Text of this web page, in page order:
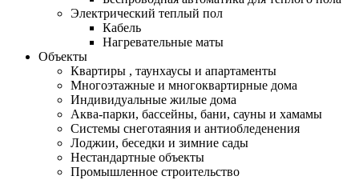
Электрический теплый пол
Кабель
Нагревательные маты
Объекты
Квартиры , таунхаусы и апартаменты
Многоэтажные и многоквартирные дома
Индивидуальные жилые дома
Аква-парки, бассейны, бани, сауны и хамамы
Системы снеготаяния и антиобледенения
Лоджии, беседки и зимние сады
Нестандартные объекты
Промышленное строительство